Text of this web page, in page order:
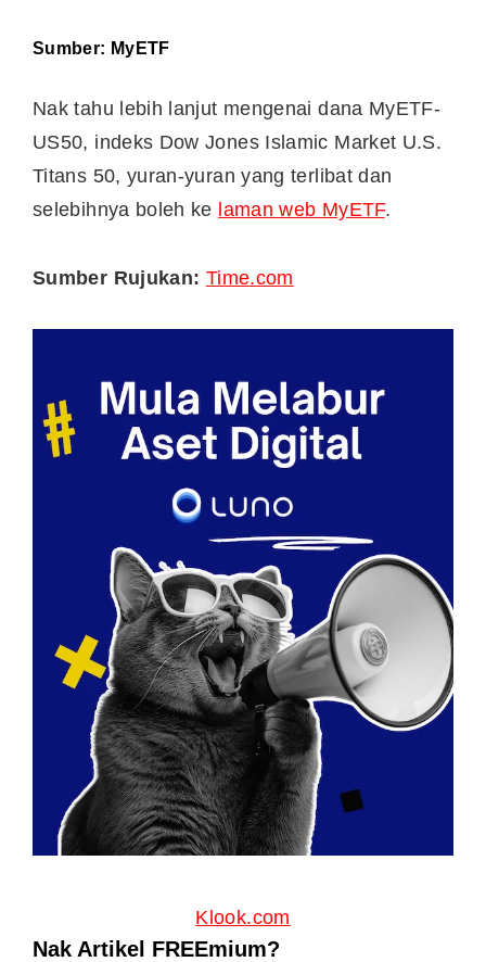
Sumber: MyETF
Nak tahu lebih lanjut mengenai dana MyETF-
US50, indeks Dow Jones Islamic Market U.S.
Titans 50, yuran-yuran yang terlibat dan
selebihnya boleh ke laman web MyETF.
Sumber Rujukan: Time.com
Klook.com
Nak Artikel FREEmium?